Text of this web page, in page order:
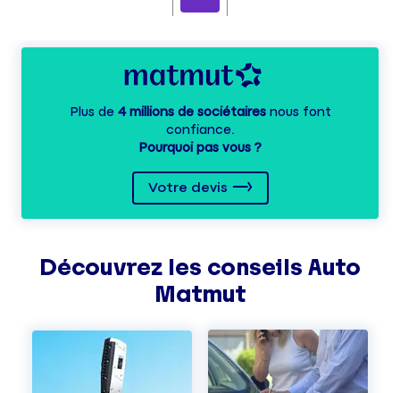
Plus de 4 millions de sociétairesnous font
confiance.
Pourquoi pas vous ?
Votre devis
Découvrez les conseils Auto
Matmut